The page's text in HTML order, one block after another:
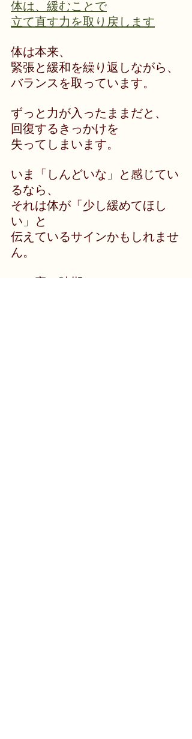
体は、緩むことで
立て直す力を取り戻します
体は本来、
緊張と緩和を繰り返しながら、
バランスを取っています。
ずっと力が入ったままだと、
回復するきっかけを
失ってしまいます。
いま「しんどいな」と感じてい
るなら、
それは体が「少し緩めてほし
い」と
伝えているサインかもしれませ
ん。
この寒い時期、